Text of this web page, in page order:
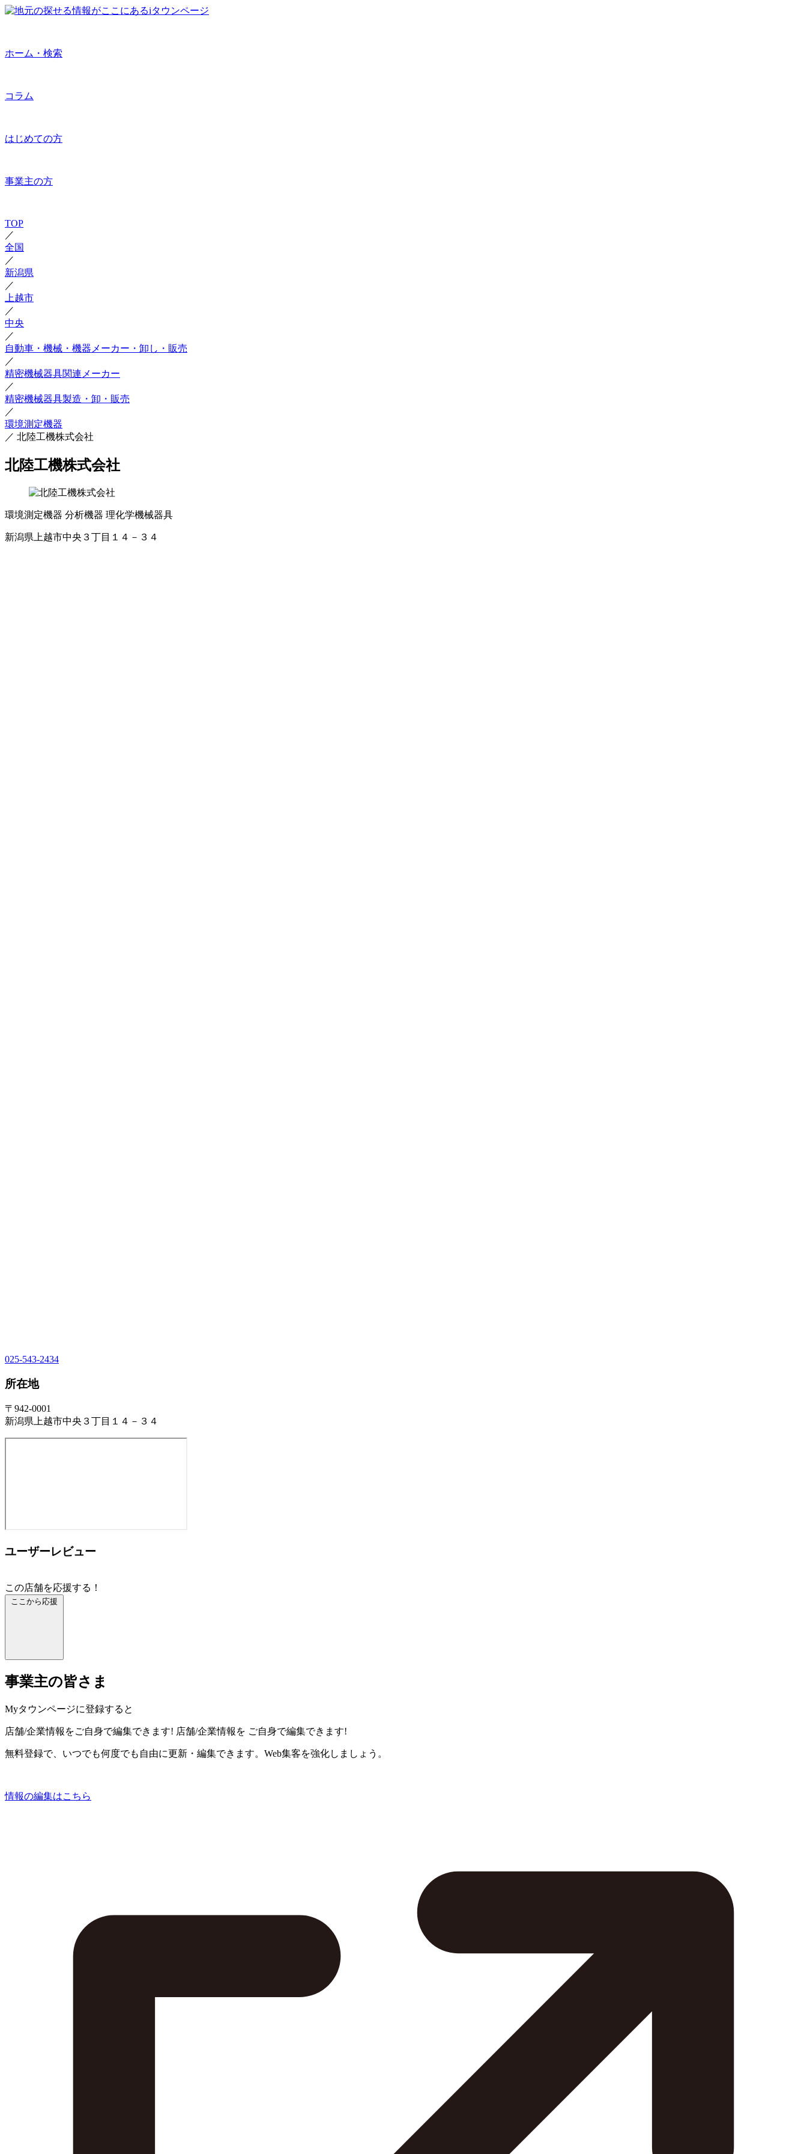
ホーム・検索
コラム
はじめての方
事業主の方
TOP
／
全国
／
新潟県
／
上越市
／
中央
／
自動車・機械・機器メーカー・卸し・販売
／
精密機械器具関連メーカー
／
精密機械器具製造・卸・販売
／
環境測定機器
／ 北陸工機株式会社
北陸工機株式会社
環境測定機器 分析機器 理化学機械器具
新潟県上越市中央３丁目１４－３４
025-543-2434
所在地
〒942-0001
新潟県上越市中央３丁目１４－３４
ユーザーレビュー
この店舗を応援する！
ここから応援
事業主の皆さま
Myタウンページに登録すると
店舗/企業情報をご自身で編集できます! 店舗/企業情報を ご自身で編集できます!
無料登録で、いつでも何度でも自由に更新・編集できます。Web集客を強化しましょう。
情報の編集はこちら